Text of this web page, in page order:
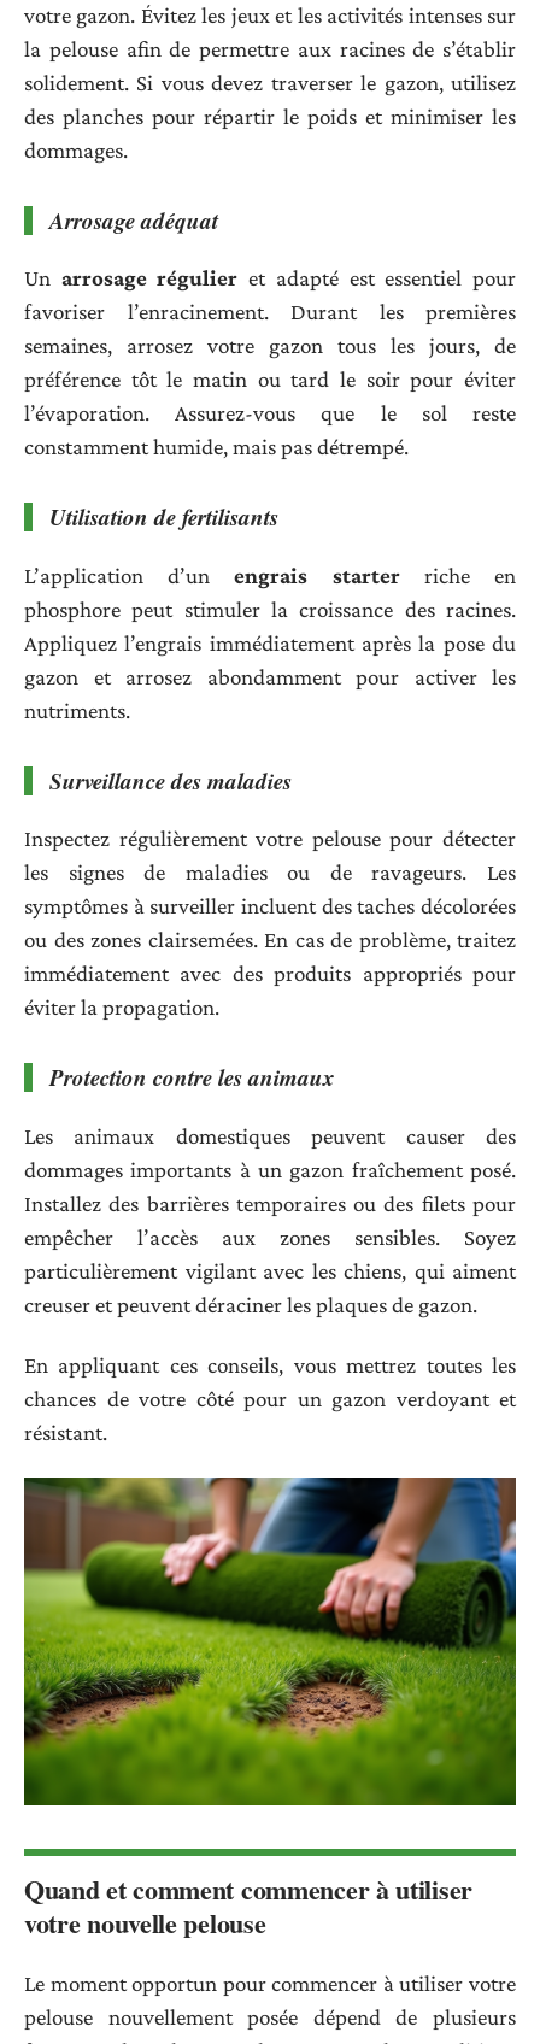
votre gazon. Évitez les jeux et les activités intenses sur
la pelouse afin de permettre aux racines de s’établir
solidement. Si vous devez traverser le gazon, utilisez
des planches pour répartir le poids et minimiser les
dommages.
Arrosage adéquat
Un arrosage régulier et adapté est essentiel pour
favoriser l’enracinement. Durant les premières
semaines, arrosez votre gazon tous les jours, de
préférence tôt le matin ou tard le soir pour éviter
l’évaporation. Assurez-vous que le sol reste
constamment humide, mais pas détrempé.
Utilisation de fertilisants
L’application d’unengrais starterriche en
phosphore peut stimuler la croissance des racines.
Appliquez l’engrais immédiatement après la pose du
gazon et arrosez abondamment pour activer les
nutriments.
Surveillance des maladies
Inspectez régulièrement votre pelouse pour détecter
les signes de maladies ou de ravageurs. Les
symptômes à surveiller incluent des taches décolorées
ou des zones clairsemées. En cas de problème, traitez
immédiatement avec des produits appropriés pour
éviter la propagation.
Protection contre les animaux
Les animaux domestiques peuvent causer des
dommages importants à un gazon fraîchement posé.
Installez des barrières temporaires ou des filets pour
empêcher l’accès aux zones sensibles. Soyez
particulièrement vigilant avec les chiens, qui aiment
creuser et peuvent déraciner les plaques de gazon.
En appliquant ces conseils, vous mettrez toutes les
chances de votre côté pour un gazon verdoyant et
résistant.
Quand et comment commencer à utiliser
votre nouvelle pelouse
Le moment opportun pour commencer à utiliser votre
pelouse nouvellement posée dépend de plusieurs